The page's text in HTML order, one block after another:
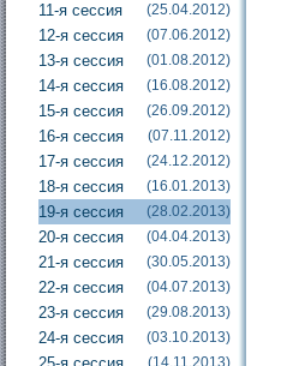
11-я сессия (25.04.2012)
12-я сессия (07.06.2012)
13-я сессия (01.08.2012)
14-я сессия (16.08.2012)
15-я сессия (26.09.2012)
16-я сессия (07.11.2012)
17-я сессия (24.12.2012)
18-я сессия (16.01.2013)
19-я сессия (28.02.2013)
20-я сессия (04.04.2013)
21-я сессия (30.05.2013)
22-я сессия (04.07.2013)
23-я сессия (29.08.2013)
24-я сессия (03.10.2013)
(14.11.2013)